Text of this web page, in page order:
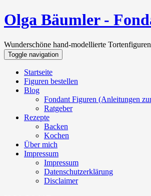
Olga Bäumler -
Wunderschöne hand-modellierte
Toggle navigation
Startseite
Figuren bestellen
Blog
Fondant Figuren (Anleitungen
Ratgeber
Rezepte
Backen
Kochen
Über mich
Impressum
Impressum
Datenschutzerklärung
Disclaimer